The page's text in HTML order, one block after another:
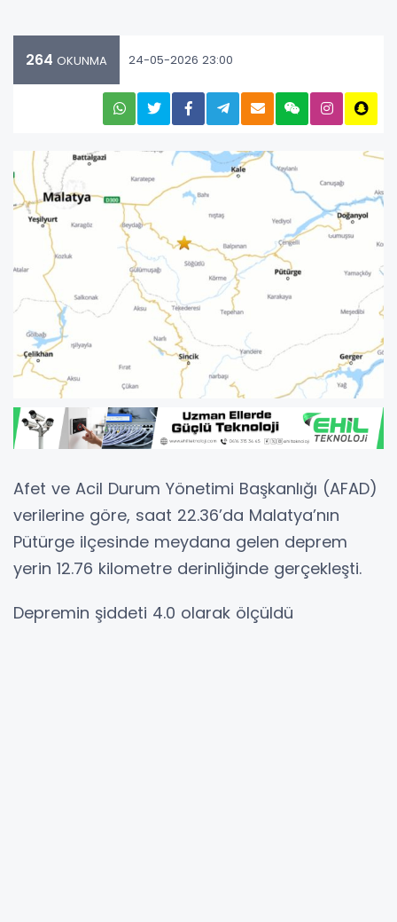
264 OKUNMA 24-05-2026 23:00
Afet ve Acil Durum Yönetimi Başkanlığı (AFAD)
verilerine göre, saat 22.36’da Malatya’nın
Pütürge ilçesinde meydana gelen deprem
yerin 12.76 kilometre derinliğinde gerçekleşti.
Depremin şiddeti 4.0 olarak ölçüldü